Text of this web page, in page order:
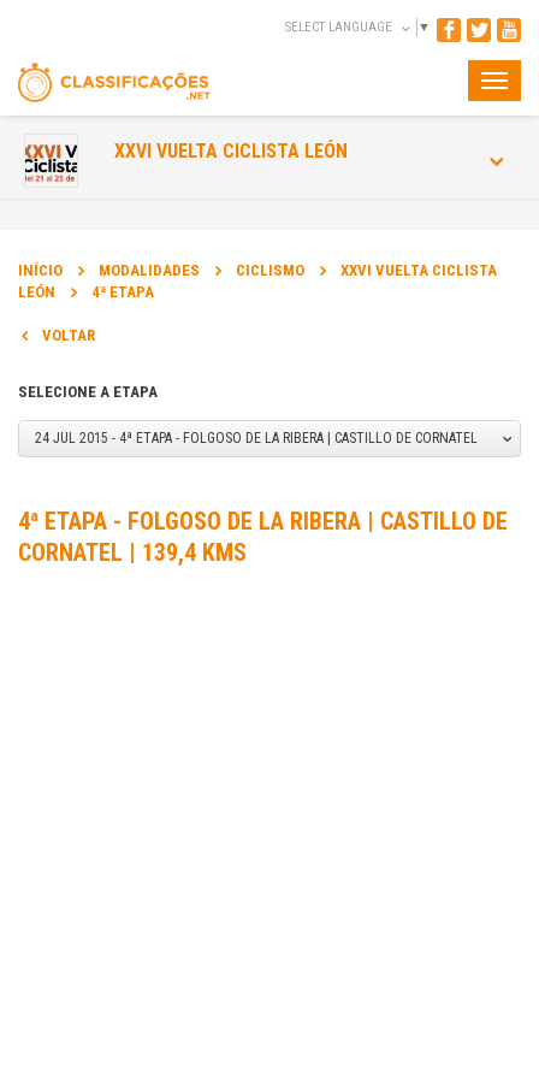
Toggle
SELECT LANGUAGE ▼
XXVI VUELTA CICLISTA LEÓN
DATA DA PROVA:
21 Jul 2015 a 25 Jul 2015
INÍCIO MODALIDADES CICLISMO
XXVI VUELTA CICLISTA
LEÓN
4ª ETAPA
VOLTAR
SELECIONE A ETAPA
24 JUL 2015 - 4ª ETAPA - FOLGOSO DE LA RIBERA | CASTILLO DE CORNATEL
4ª ETAPA - FOLGOSO DE LA RIBERA | CASTILLO DE
CORNATEL | 139,4 KMS